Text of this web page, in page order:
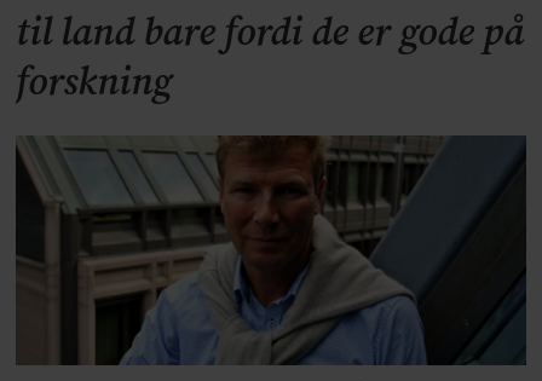
til land bare fordi de er gode på
forskning